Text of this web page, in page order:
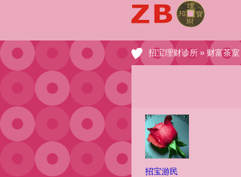
招宝理财诊所 » 财富茶室
招宝游民